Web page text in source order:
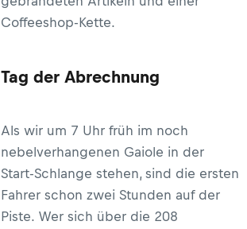
Coffeeshop-Kette.
Tag der Abrechnung
Als wir um 7 Uhr früh im noch
nebelverhangenen Gaiole in der
Start-Schlange stehen, sind die ersten
Fahrer schon zwei Stunden auf der
Piste. Wer sich über die 208